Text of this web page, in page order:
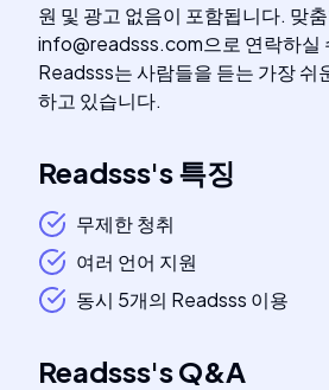
원 및 광고 없음이 포함됩니다. 맞
info@readsss.com으로 연락하실
Readsss는 사람들을 듣는 가장 쉬
하고 있습니다.
Readsss's특징
무제한 청취
여러 언어 지원
동시 5개의 Readsss 이용
Readsss'sQ&A